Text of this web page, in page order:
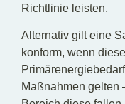
Richtlinie leisten.
Alternativ gilt eine
konform, wenn
Maßnahmen